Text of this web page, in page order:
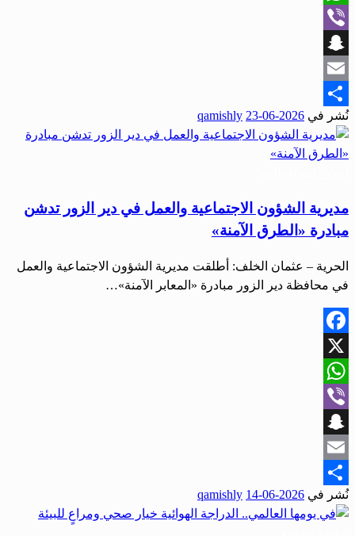
WhatsApp
Viber
Snapchat
Email
Share
نُشر في 2026-06-23
qamishly
مديرية الشؤون الاجتماعية والعمل في دير الزور تدشن
مبادرة «الطرق الآمنة»
الحرية – عثمان الخلف: أطلقت مديرية الشؤون الاجتماعية والعمل
في محافظة دير الزور مبادرة «المعابر الآمنة»…
Facebook
X
WhatsApp
Viber
Snapchat
Email
Share
نُشر في 2026-06-14
qamishly